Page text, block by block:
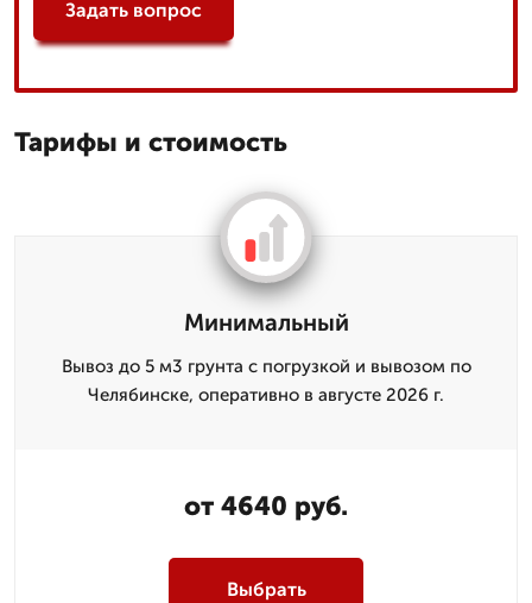
Задать вопрос
Тарифы и стоимость
Минимальный
Вывоз до 5 м3 грунта с погрузкой и вывозом по
Челябинске, оперативно в августе 2026 г.
от 4640 руб.
Выбрать